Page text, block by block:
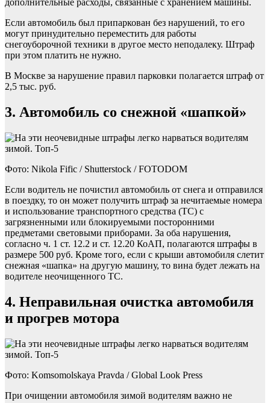
дополнительные расходы, связанные с хранением машины.
Если автомобиль был припаркован без нарушений, то его
могут принудительно переместить для работы
снегоуборочной техники в другое место неподалеку. Штраф
при этом платить не нужно.
В Москве за нарушение правил парковки полагается штраф от
2,5 тыс. руб.
3. Автомобиль со снежной «шапкой»
Фото: Nikola Fific / Shutterstock / FOTODOM
Если водитель не почистил автомобиль от снега и отправился
в поездку, то он может получить штраф за нечитаемые номера
и использование транспортного средства (ТС) с
загрязненными или блокируемыми посторонними
предметами световыми приборами. За оба нарушения,
согласно ч. 1 ст. 12.2 и ст. 12.20 КоАП, полагаются штрафы в
размере 500 руб. Кроме того, если с крыши автомобиля слетит
снежная «шапка» на другую машину, то вина будет лежать на
водителе неочищенного ТС.
4. Неправильная очистка автомобиля
и прогрев мотора
Фото: Komsomolskaya Pravda / Global Look Press
При очищении автомобиля зимой водителям важно не